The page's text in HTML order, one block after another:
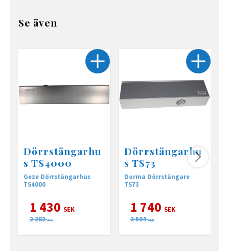
Se även
Dörrstängarhu
s TS4000
Geze Dörrstängarhus
TS4000
1 430 SEK
2 282 SEK
Dörrstängarhu
s TS73
Dorma Dörrstängare
TS73
1 740 SEK
2 504 SEK